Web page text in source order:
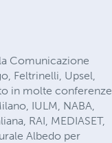
Comunicazione
Feltrinelli, Upsel,
in molte conferenze
IULM, NABA,
RAI, MEDIASET,
Albedo per